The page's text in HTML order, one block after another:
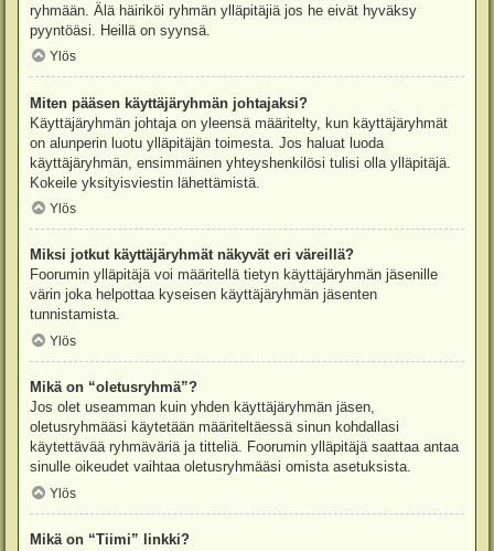
ryhmään. Älä häiriköi ryhmän ylläpitäjiä jos he eivät hyväksy
pyyntöäsi. Heillä on syynsä.
Ylös
Miten pääsen käyttäjäryhmän johtajaksi?
Käyttäjäryhmän johtaja on yleensä määritelty, kun käyttäjäryhmät
on alunperin luotu ylläpitäjän toimesta. Jos haluat luoda
käyttäjäryhmän, ensimmäinen yhteyshenkilösi tulisi olla ylläpitäjä.
Kokeile yksityisviestin lähettämistä.
Ylös
Miksi jotkut käyttäjäryhmät näkyvät eri väreillä?
Foorumin ylläpitäjä voi määritellä tietyn käyttäjäryhmän jäsenille
värin joka helpottaa kyseisen käyttäjäryhmän jäsenten
tunnistamista.
Ylös
Mikä on “oletusryhmä”?
Jos olet useamman kuin yhden käyttäjäryhmän jäsen,
oletusryhmääsi käytetään määriteltäessä sinun kohdallasi
käytettävää ryhmäväriä ja titteliä. Foorumin ylläpitäjä saattaa antaa
sinulle oikeudet vaihtaa oletusryhmääsi omista asetuksista.
Ylös
Mikä on “Tiimi” linkki?